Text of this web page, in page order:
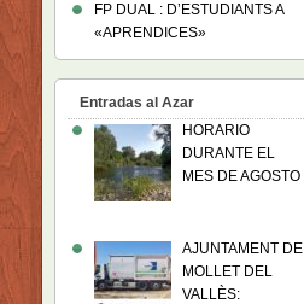
FP DUAL : D’ESTUDIANTS A
«APRENDICES»
Entradas al Azar
HORARIO
DURANTE EL
MES DE AGOSTO
AJUNTAMENT DE
MOLLET DEL
VALLÈS: